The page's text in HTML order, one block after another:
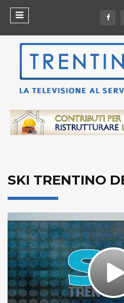
SKI TRENTINO
Play
Video